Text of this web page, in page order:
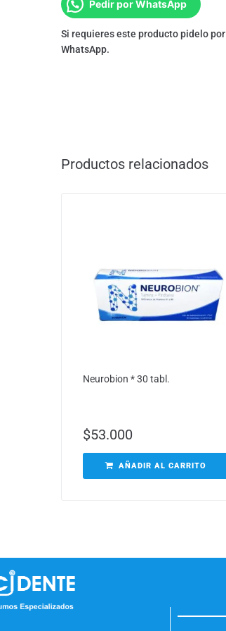
Pedir por WhatsApp
Si requieres este producto pidelo por
WhatsApp.
Productos relacionados
Neurobion * 30 tabl.
$53.000
AÑADIR AL CARRITO